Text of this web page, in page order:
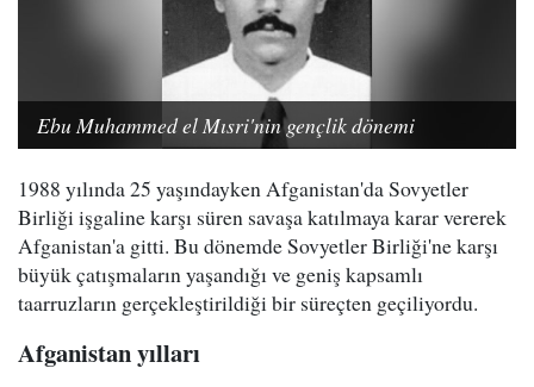
Ebu Muhammed el Mısri'nin gençlik dönemi
1988 yılında 25 yaşındayken Afganistan'da Sovyetler
Birliği işgaline karşı süren savaşa katılmaya karar vererek
Afganistan'a gitti. Bu dönemde Sovyetler Birliği'ne karşı
büyük çatışmaların yaşandığı ve geniş kapsamlı
taarruzların gerçekleştirildiği bir süreçten geçiliyordu.
Afganistan yılları